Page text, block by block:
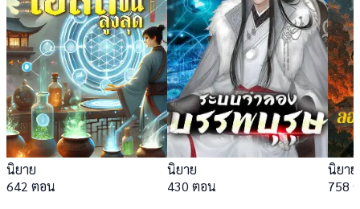
นิยาย
642 ตอน
นิยาย
430 ตอน
นิยาย
758